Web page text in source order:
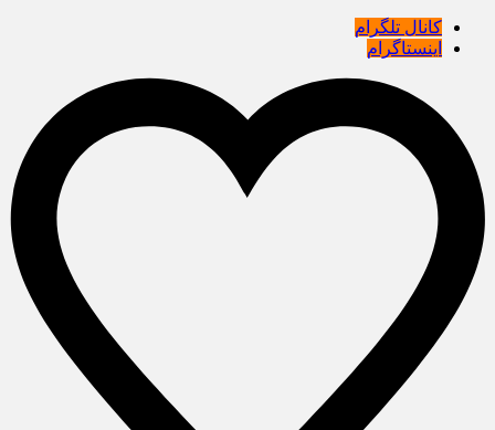
کانال تلگرام
اینستاگرام